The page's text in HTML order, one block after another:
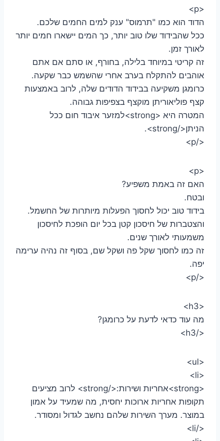
<p>
הדוד הוא כמו "תרמוס" ענק למים החמים שלכם.
ככל שהבידוד שלו טוב יותר, כך המים יישארו חמים יותר
לאורך זמן.
זה קריטי במיוחד בלילה, בחורף, או סתם אם אתם
אוהבים להתקלח בערב אחרי שהשמש כבר שקעה.
כרומגן משקיעה בבידוד הדודים שלה, לרוב באמצעות
קצף פוליאוריתן מוקצף בצפיפות גבוהה.
המטרה היא <strong>למזער איבוד חום ככל
הניתן</strong>.
</p>
<p>
האם זה באמת משפיע?
ובטח.
בידוד טוב יכול לחסוך הפעלות מיותרות של החשמל.
והצטברות של חיסכון קטן בכל יום הופכת לחיסכון
משמעותי לאורך שנים.
זה כמו לחסוך שקל פה ושקל שם, בסוף זה נהיה ערימה
יפה.
</p>
<h3>
מה עוד כדאי לדעת על כרומגן?
</h3>
<ul>
<li>
<strong>אחריות ושירות:</strong> לרוב מציעים
תקופות אחריות ארוכות יחסית, מה שמעיד על אמון
במוצר. מערך השירות שלהם נחשב לגדול ומסודר.
</li>